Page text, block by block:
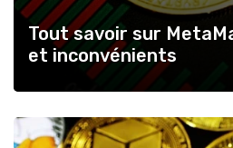
Tout savoir sur
et inconvénients